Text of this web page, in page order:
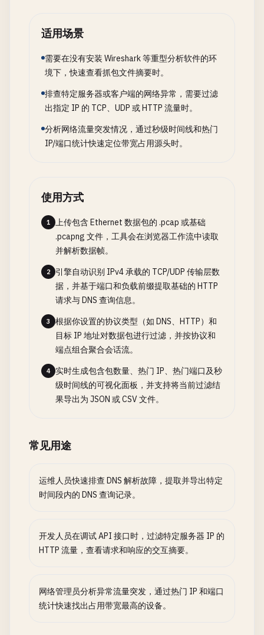
适用场景
需要在没有安装 Wireshark 等重型分析软件的环
境下，快速查看抓包文件摘要时。
排查特定服务器或客户端的网络异常，需要过滤
出指定 IP 的 TCP、UDP 或 HTTP 流量时。
分析网络流量突发情况，通过秒级时间线和热门
IP/端口统计快速定位带宽占用源头时。
使用方式
1
上传包含 Ethernet 数据包的 .pcap 或基础
.pcapng 文件，工具会在浏览器工作流中读取
并解析数据帧。
2
引擎自动识别 IPv4 承载的 TCP/UDP 传输层数
据，并基于端口和负载前缀提取基础的 HTTP
请求与 DNS 查询信息。
3
根据你设置的协议类型（如 DNS、HTTP）和
目标 IP 地址对数据包进行过滤，并按协议和
端点组合聚合会话流。
4
实时生成包含包数量、热门 IP、热门端口及秒
级时间线的可视化面板，并支持将当前过滤结
果导出为 JSON 或 CSV 文件。
常见用途
运维人员快速排查 DNS 解析故障，提取并导出特定
时间段内的 DNS 查询记录。
开发人员在调试 API 接口时，过滤特定服务器 IP 的
HTTP 流量，查看请求和响应的交互摘要。
网络管理员分析异常流量突发，通过热门 IP 和端口
统计快速找出占用带宽最高的设备。